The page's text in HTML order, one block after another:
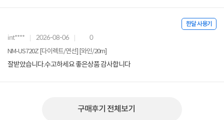
한달 사용기
int**** 2026-08-06 0
NM-US720Z [다이렉트/연선] [와인/20m]
잘받았습니다.수고하세요 좋은상품 감사합니다
구매후기 전체보기